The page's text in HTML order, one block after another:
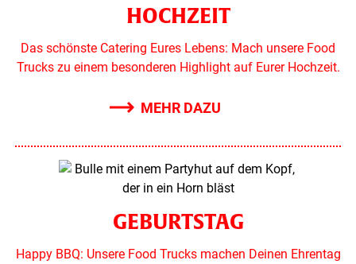
HOCHZEIT
Das schönste Catering Eures Lebens: Mach unsere Food
Trucks zu einem besonderen Highlight auf Eurer Hochzeit.
MEHR DAZU
GEBURTSTAG
Happy BBQ: Unsere Food Trucks machen Deinen Ehrentag